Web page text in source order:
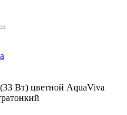
Вт) цветной AquaViva